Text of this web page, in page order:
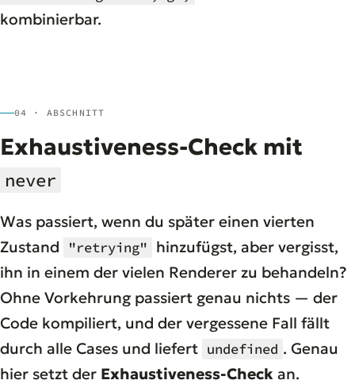
kombinierbar.
04 · ABSCHNITT
Exhaustiveness-Check mit
never
Was passiert, wenn du später einen vierten
Zustand
"retrying" hinzufügst, aber vergisst,
ihn in einem der vielen Renderer zu behandeln?
Ohne Vorkehrung passiert genau nichts — der
Code kompiliert, und der vergessene Fall fällt
durch alle Cases und liefert undefined . Genau
hier setzt der Exhaustiveness-Check an.